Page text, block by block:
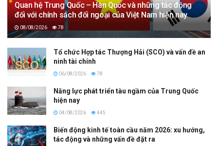
Quan hệ Trung Quốc – Hàn Quốc và những tác động
đối với chính sách đối ngoại của Việt Nam hiện nay
08/08/2026 78
Tổ chức Hợp tác Thượng Hải (SCO) và vấn đề an
ninh tài chính
06/08/2026 78
Năng lực phát triển tàu ngầm của Trung Quốc
hiện nay
04/08/2026 445
Biến động kinh tế toàn cầu năm 2026: xu hướng,
tác động và những vấn đề đặt ra